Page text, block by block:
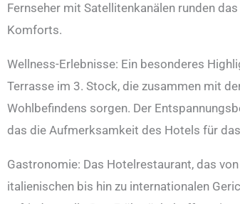
Fernseher mit Satellitenkanälen runden
Komforts.
Wellness-Erlebnisse: Ein besonderes
Terrasse im 3. Stock, die zusammen mit
Wohlbefindens sorgen. Der
das die Aufmerksamkeit des Hotels für
Gastronomie: Das Hotelrestaurant, das
italienischen bis hin zu internationalen